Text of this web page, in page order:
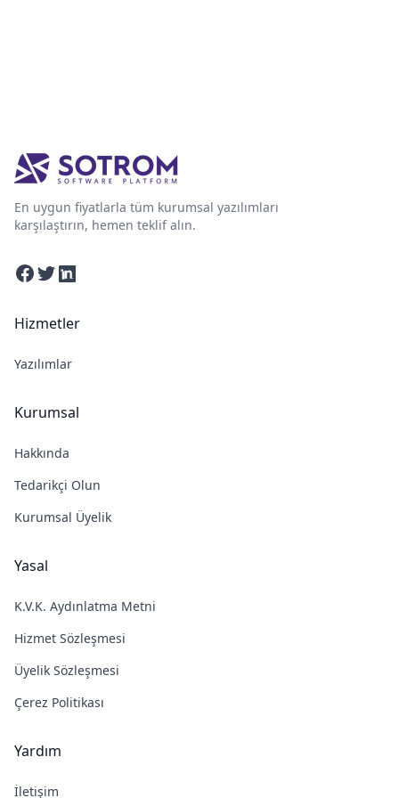
En uygun fiyatlarla tüm kurumsal yazılımları
karşılaştırın, hemen teklif alın.
Facebook
TwitterLinkedin
Hizmetler
Yazılımlar
Kurumsal
Hakkında
Tedarikçi Olun
Kurumsal Üyelik
Yasal
K.V.K. Aydınlatma Metni
Hizmet Sözleşmesi
Üyelik Sözleşmesi
Çerez Politikası
Yardım
İletişim